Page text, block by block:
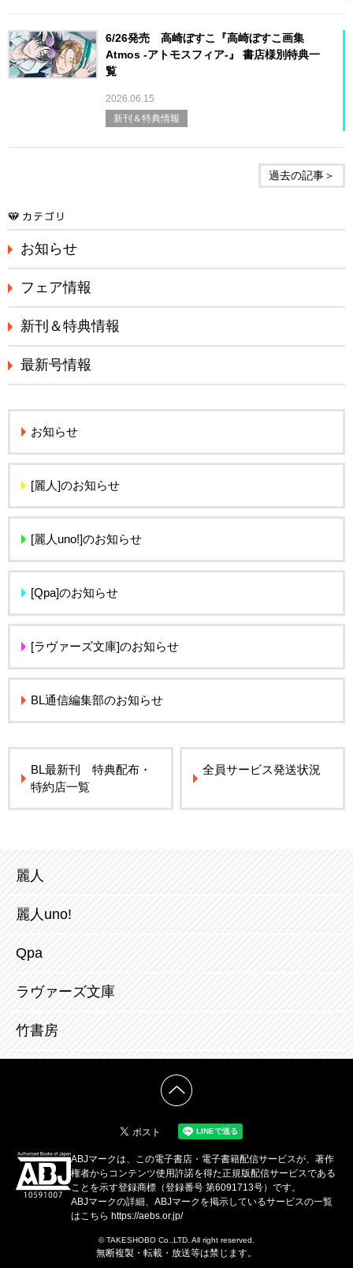
6/26発売 高崎ぼすこ『高崎ぼすこ画集
Atmos -アトモスフィア-』 書店様別特典一
覧
2026.06.15
新刊＆特典情報
過去の記事＞
お知らせ
フェア情報
新刊＆特典情報
最新号情報
お知らせ
[麗人]のお知らせ
[麗人uno!]のお知らせ
[Qpa]のお知らせ
[ラヴァーズ文庫]のお知らせ
BL通信編集部のお知らせ
BL最新刊 特典配布・
特約店一覧
全員サービス発送状況
麗人
麗人uno!
Qpa
ラヴァーズ文庫
竹書房
ABJマークは、この電子書店・電子書籍配信サービスが、著作
権者からコンテンツ使用許諾を得た正規版配信サービスである
ことを示す登録商標（登録番号 第6091713号）です。
ABJマークの詳細、ABJマークを掲示しているサービスの一覧
はこちら https://aebs.or.jp/
© TAKESHOBO Co.,LTD. All right reserved.
無断複製・転載・放送等は禁じます。